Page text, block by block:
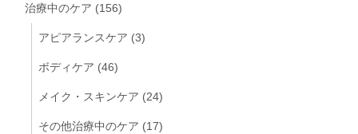
治療中のケア (156)
アピアランスケア (3)
ボディケア (46)
メイク・スキンケア (24)
その他治療中のケア (17)